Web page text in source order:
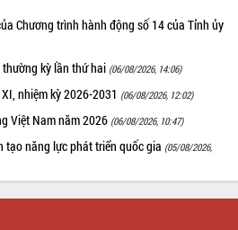
Chương trình hành động số 14 của Tỉnh ủy
kỳ lần thứ hai (06/08/2026, 14:06)
nhiệm kỳ 2026-2031 (06/08/2026, 12:02)
Việt Nam năm 2026 (06/08/2026, 10:47)
tạo năng lực phát triển quốc gia (05/08/2026,